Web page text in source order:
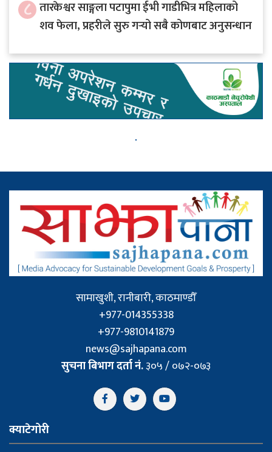
८ तारकेश्वर साङ्गला पटापुमा ईभी गाडीभित्र महिलाको
शव फेला, प्रहरीले सुरु गर्‍यो सबै कोणबाट अनुसन्धान
सामाखुशी, रानीबारी, काठमाण्डौँ
+977-014355338
+977-9810141879
news@sajhapana.com
सुचना बिभाग दर्ता नं.३०५ / ०७२-०७३
क्याटेगोरी